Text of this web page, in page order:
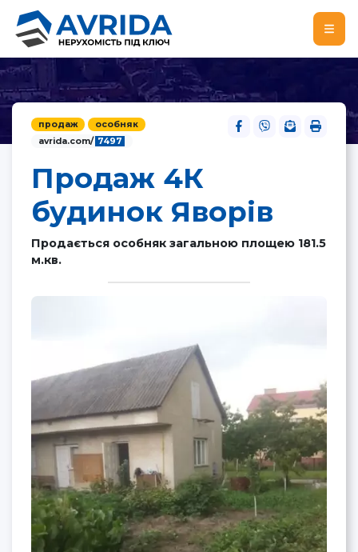
продаж
особняк
avrida.com/ 7497
Продаж 4К
будинок Яворів
Продається особняк загальною площею 181.5
м.кв.